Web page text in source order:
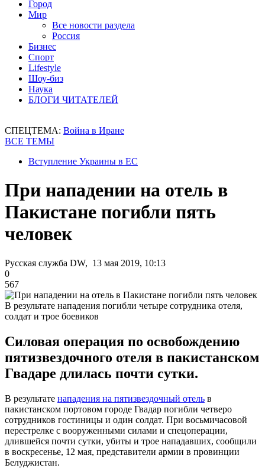
Город
Мир
Все новости раздела
Россия
Бизнес
Спорт
Lifestyle
Шоу-биз
Наука
БЛОГИ ЧИТАТЕЛЕЙ
СПЕЦТЕМА: Война в Иране
ВСЕ ТЕМЫ
Вступление Украины в ЕС
При нападении на отель в
Пакистане погибли пять
человек
Русская служба DW, 13 мая 2019, 10:13
0
567
В результате нападения погибли четыре сотрудника отеля,
солдат и трое боевиков
Силовая операция по освобождению
пятизвездочного отеля в пакистанском
Гвадаре длилась почти сутки.
В результате нападения на пятизвездочный отель в
пакистанском портовом городе Гвадар погибли четверо
сотрудников гостиницы и один солдат. При восьмичасовой
перестрелке с вооруженными силами и спецоперации,
длившейся почти сутки, убиты и трое нападавших, сообщили
в воскресенье, 12 мая, представители армии в провинции
Белуджистан.